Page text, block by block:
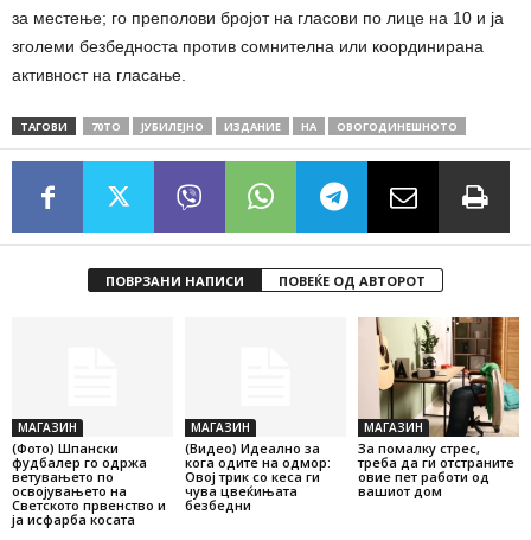
за местење; го преполови бројот на гласови по лице на 10 и ја
зголеми безбедноста против сомнителна или координирана
активност на гласање.
ТАГОВИ 70ТО ЈУБИЛЕЈНО ИЗДАНИЕ НА ОВОГОДИНЕШНОТО
ПОВРЗАНИ НАПИСИ ПОВЕЌЕ ОД АВТОРОТ
МАГАЗИН
(Фото) Шпански
фудбалер го одржа
ветувањето по
освојувањето на
Светското првенство и
ја исфарба косата
МАГАЗИН
(Видео) Идеално за
кога одите на одмор:
Овој трик со кеса ги
чува цвеќињата
безбедни
МАГАЗИН
За помалку стрес,
треба да ги отстраните
овие пет работи од
вашиот дом